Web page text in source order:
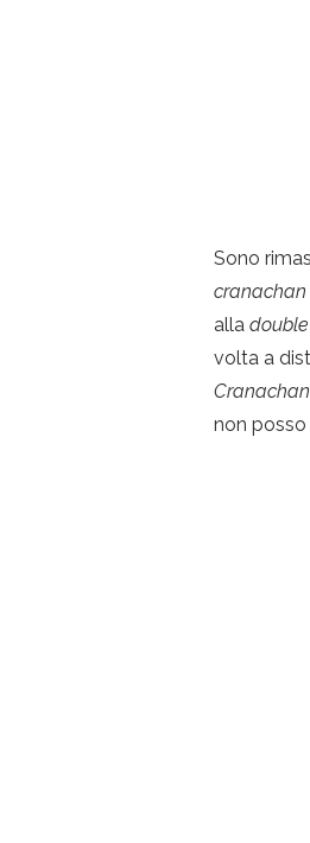
Sono
cranachan
alla
volta a
Cranachan
non posso